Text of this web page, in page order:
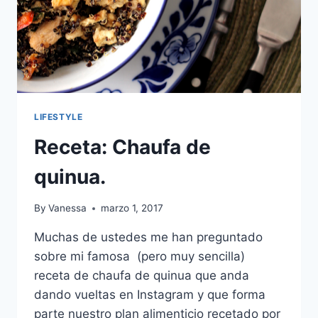
LIFESTYLE
Receta: Chaufa de
quinua.
By Vanessa marzo 1, 2017
Muchas de ustedes me han preguntado
sobre mi famosa (pero muy sencilla)
receta de chaufa de quinua que anda
dando vueltas en Instagram y que forma
parte nuestro plan alimenticio recetado por